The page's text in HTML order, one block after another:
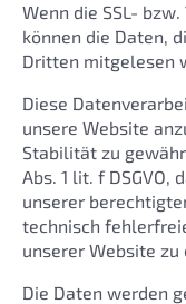
Wenn die SSL-
können die Daten,
Dritten mitgelesen
Diese
unsere Website
Stabilität zu
Abs. 1 lit. f DSGVO,
unserer
technisch
unserer Website zu
Die Daten werden